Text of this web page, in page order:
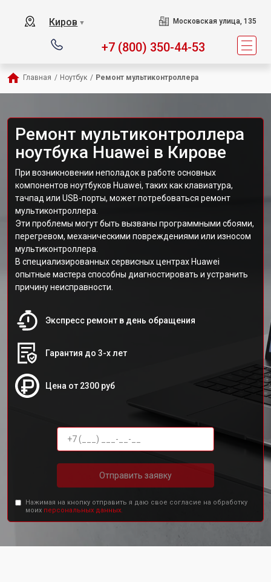
Киров ▼ Московская улица, 135
+7 (800) 350-44-53
Главная / Ноутбук / Ремонт мультиконтроллера
Ремонт мультиконтроллера
ноутбука Huawei в Кирове
При возникновении неполадок в работе основных
компонентов ноутбуков Huawei, таких как клавиатура,
тачпад или USB-порты, может потребоваться ремонт
мультиконтроллера.
Эти проблемы могут быть вызваны программными сбоями,
перегревом, механическими повреждениями или износом
мультиконтроллера.
В специализированных сервисных центрах Huawei
опытные мастера способны диагностировать и устранить
причину неисправности.
Экспресс ремонт в день обращения
Гарантия до 3-х лет
Цена от 2300 руб
Отправить заявку
Нажимая на кнопку отправить я даю свое согласие на обработку
моих персональных данных.